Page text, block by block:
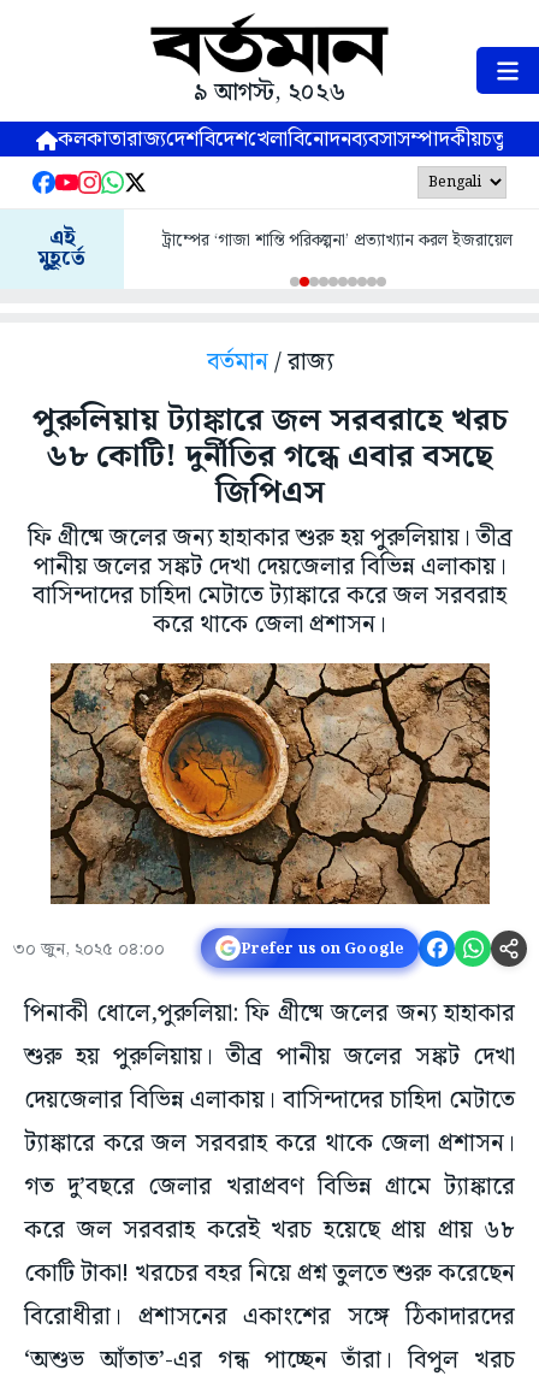
৯ আগস্ট, ২০২৬
কলকাতারাজ্যদেশবিদেশখেলাবিনোদনব্যবসাসম্পাদকীয়
এই
মুহূর্তে
ট্রাম্পের ‘গাজা শান্তি পরিকল্পনা’ প্রত্যাখ্যান করল ইজরায়েল
বর্তমান/ রাজ্য
পুরুলিয়ায় ট্যাঙ্কারে জল সরবরাহে খরচ
৬৮ কোটি! দুর্নীতির গন্ধে এবার বসছে
জিপিএস
ফি গ্রীষ্মে জলের জন্য হাহাকার শুরু হয় পুরুলিয়ায়। তীব্র
পানীয় জলের সঙ্কট দেখা দেয়জেলার বিভিন্ন এলাকায়।
বাসিন্দাদের চাহিদা মেটাতে ট্যাঙ্কারে করে জল সরবরাহ
করে থাকে জেলা প্রশাসন।
৩০ জুন, ২০২৫ ০৪:০০ Prefer us on Google
পিনাকী ধোলে,পুরুলিয়া: ফি গ্রীষ্মে জলের জন্য হাহাকার
শুরু হয় পুরুলিয়ায়। তীব্র পানীয় জলের সঙ্কট দেখা
দেয়জেলার বিভিন্ন এলাকায়। বাসিন্দাদের চাহিদা মেটাতে
ট্যাঙ্কারে করে জল সরবরাহ করে থাকে জেলা প্রশাসন।
গত দু’বছরে জেলার খরাপ্রবণ বিভিন্ন গ্রামে ট্যাঙ্কারে
করে জল সরবরাহ করেই খরচ হয়েছে প্রায় প্রায় ৬৮
কোটি টাকা! খরচের বহর নিয়ে প্রশ্ন তুলতে শুরু করেছেন
বিরোধীরা। প্রশাসনের একাংশের সঙ্গে ঠিকাদারদের
‘অশুভ আঁতাত’-এর গন্ধ পাচ্ছেন তাঁরা। বিপুল খরচ